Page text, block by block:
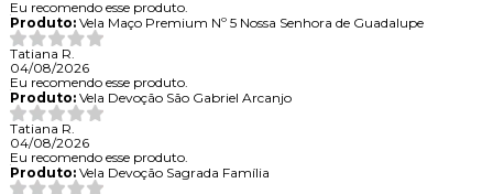
Eu recomendo esse produto.
Produto:Vela Maço Premium Nº 5 Nossa Senhora de Guadalupe
Tatiana R.
04/08/2026
Eu recomendo esse produto.
Produto:Vela Devoção São Gabriel Arcanjo
Tatiana R.
04/08/2026
Eu recomendo esse produto.
Produto:Vela Devoção Sagrada Família